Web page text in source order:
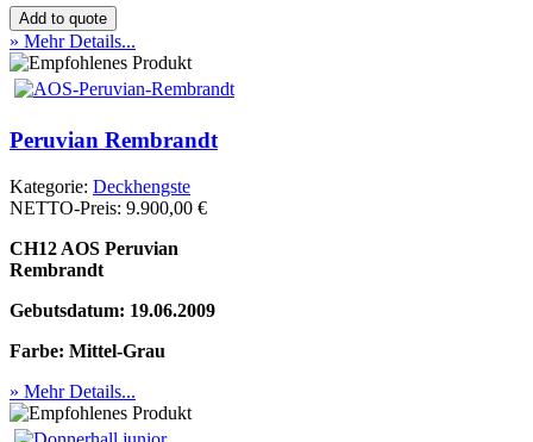
» Mehr Details...
Peruvian Rembrandt
Kategorie: Deckhengste
NETTO-Preis: 9.900,00 €
CH12 AOS Peruvian
Rembrandt
Gebutsdatum: 19.06.2009
Farbe: Mittel-Grau
» Mehr Details...